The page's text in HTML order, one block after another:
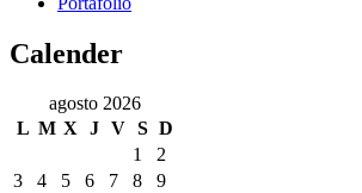
Calender
agosto 2026
L M X J V S D
1
2
3
4 5 6 7 8
9